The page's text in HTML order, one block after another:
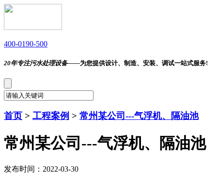
400-0190-500
20年专注污水处理设备——为您提供设计、制造、安装、调试一站式服务!
首页 > 工程案例 > 常州某公司---气浮机、隔油池
常州某公司---气浮机、隔油池
发布时间：2022-03-30